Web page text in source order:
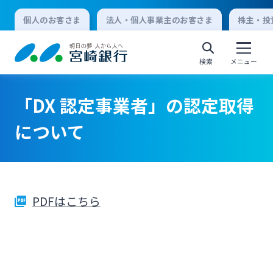
個人のお客さま 法人・個人事業主のお客さま 株主・
検索 メニュー
個人向けインターネットバンキング
ログオン
法人向けインターネットバンキング
「DX 認定事業者」の認定取得
について
PDFはこちら